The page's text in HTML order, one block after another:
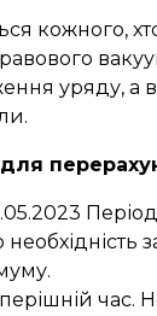
кожного,
уряду, а
час.